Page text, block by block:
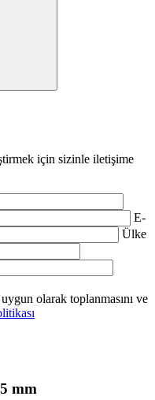
için sizinle iletişime
E-
Ülke
olarak toplanmasını ve
mm